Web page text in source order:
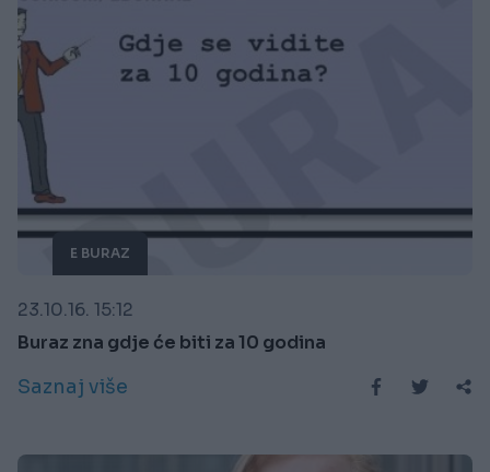
E BURAZ
23.10.16. 15:12
Buraz zna gdje će biti za 10 godina
Saznaj više